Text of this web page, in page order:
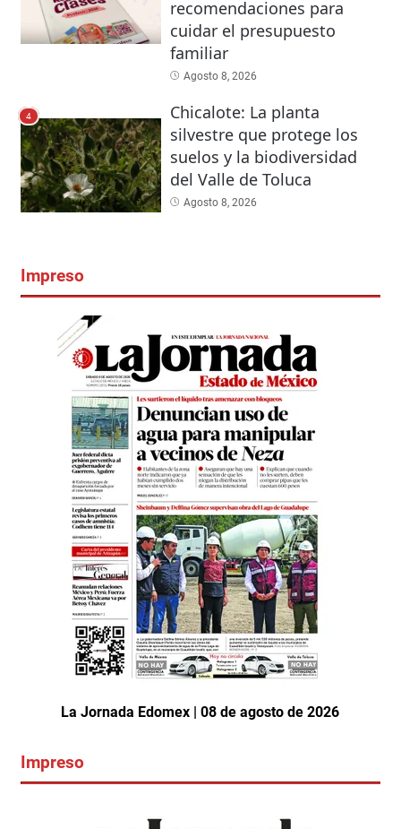
recomendaciones para
cuidar el presupuesto
familiar
Agosto 8, 2026
4
Chicalote: La planta
silvestre que protege los
suelos y la biodiversidad
del Valle de Toluca
Agosto 8, 2026
Impreso
La Jornada Edomex | 08 de agosto de 2026
Impreso